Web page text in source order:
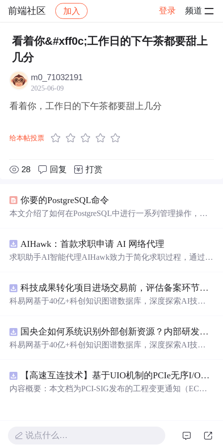
前端社区 加入 登录 频道
社区 前端社区 感慨 帖子详情
看着你&#xff0c;工作日的下午茶都要甜上
几分
m0_71032191
2025-06-09
看着你，工作日的下午茶都要甜上几分
给本帖投票
28 回复 打赏
你要的PostgreSQL命令
本文介绍了如何在PostgreSQL中进行一系列管理操作，包
数，执行SQL文件以及进行表空间回收。通过这些技巧，
可以有效地管理和优化数据库性能。
AIHawk：首款求职申请 AI 网络代理
求职助手AI智能代理AIHawk致力于简化求职过程，通过自
科技成果转化项目进场交易前，评估备案环节需要准备哪些材料？.docx
科易网基于40亿+科创知识图谱数据库，深度探索AI技术
新领域的AI+数智化解决方案，推动科技创新与产业创新
智能化发展。
国央企如何系统识别外部创新资源？内部研发体系完善，但对外部高校、中小科技企业技术能力缺乏动态认知。.docx
科易网基于40亿+科创知识图谱数据库，深度探索AI技术
新领域的AI+数智化解决方案，推动科技创新与产业创新
智能化发展。
【高速互连技术】基于UIO机制的PCIe无序I/O扩展：多路径架构下内存请求的高性能传输与排序控制方案设计
内容概要：本文档为PCI-SIG发布的工程变更通知（EC
式，定义了一套新的TLP（事务层包）类型和规则，允许
请求方（Requester）自主管理数据顺序，支持多路径路
说点什么…